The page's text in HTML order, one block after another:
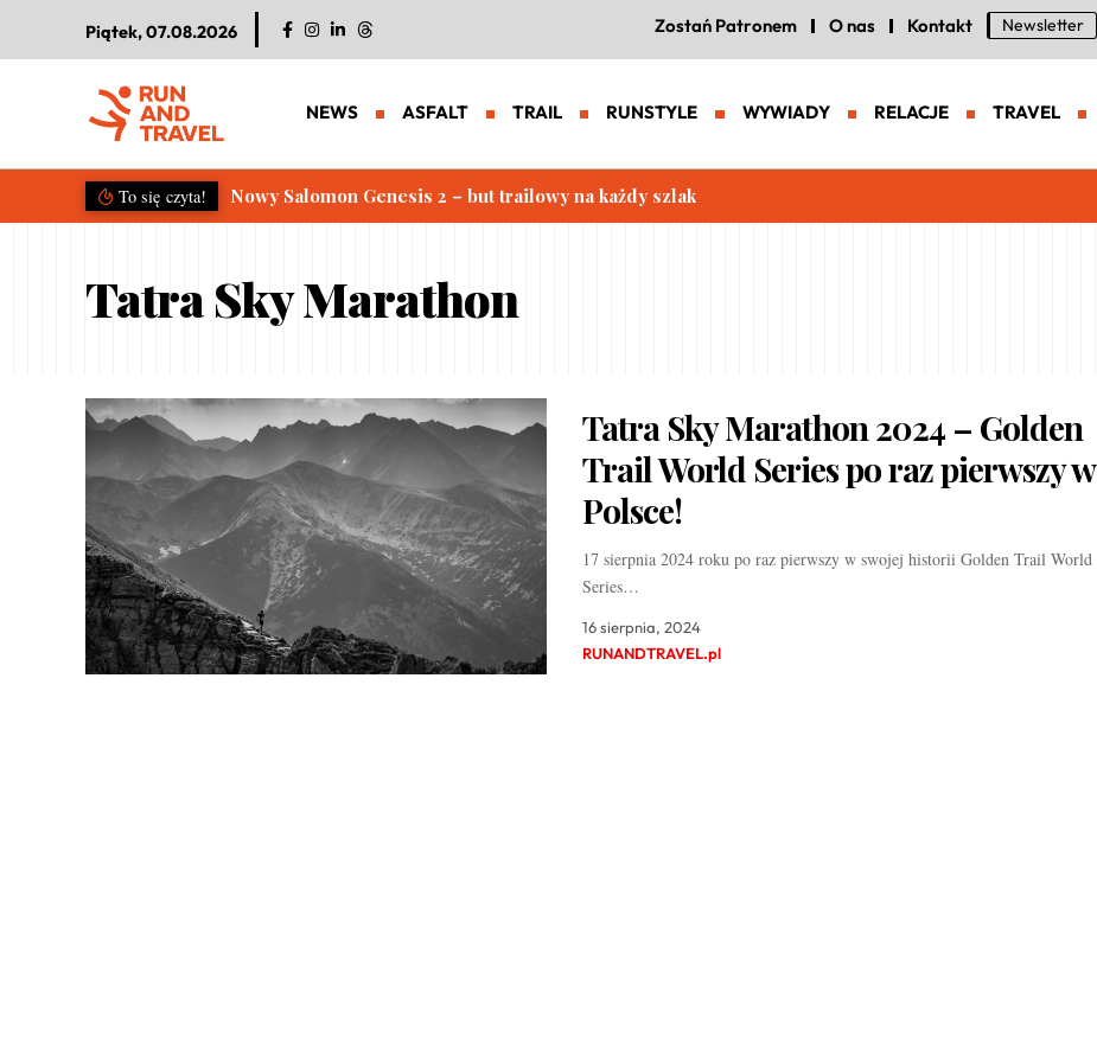
Piątek, 07.08.2026 Zostań Patronem O nas Kontakt Newsletter
NEWS ASFALT TRAIL RUNSTYLE WYWIADY RELACJE TRAVEL
To się czyta! Nowy Salomon Genesis 2 – but trailowy na każdy szlak
Tatra Sky Marathon
Tatra Sky Marathon 2024 – Golden
Trail World Series po raz pierwszy w
Polsce!
17 sierpnia 2024 roku po raz pierwszy w swojej historii Golden Trail World
Series…
16 sierpnia, 2024
RUNANDTRAVEL.pl